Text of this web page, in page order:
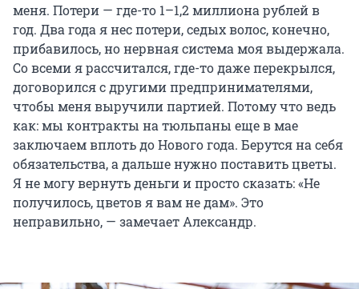
меня. Потери — где-то 1–1,2 миллиона рублей в
год. Два года я нес потери, седых волос, конечно,
прибавилось, но нервная система моя выдержала.
Со всеми я рассчитался, где-то даже перекрылся,
договорился с другими предпринимателями,
чтобы меня выручили партией. Потому что ведь
как: мы контракты на тюльпаны еще в мае
заключаем вплоть до Нового года. Берутся на себя
обязательства, а дальше нужно поставить цветы.
Я не могу вернуть деньги и просто сказать: «Не
получилось, цветов я вам не дам». Это
неправильно, — замечает Александр.